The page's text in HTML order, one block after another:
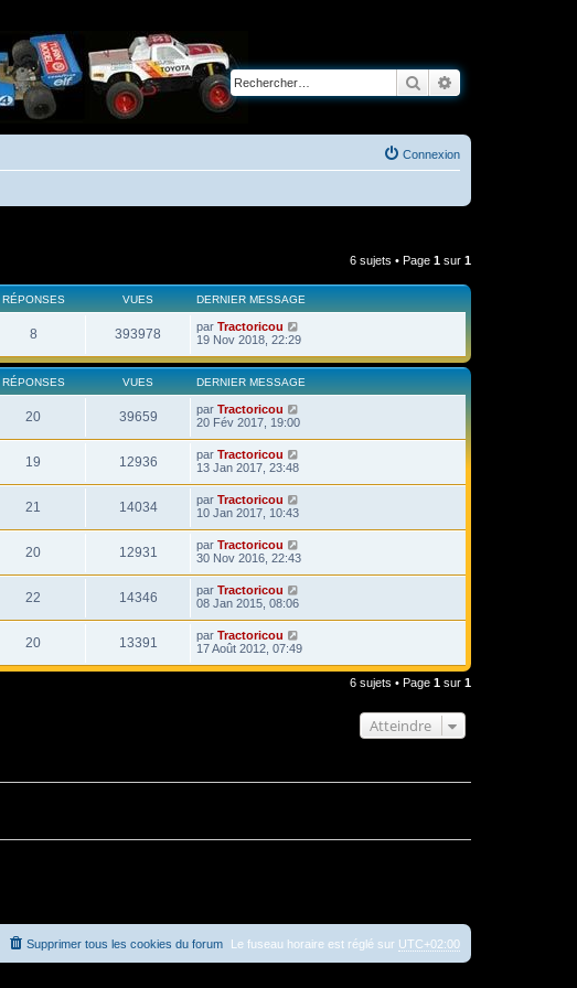
Rechercher
Connexion
6 sujets • Page 1 sur 1
RÉPONSES VUES DERNIER MESSAGE
8 393978 par Tractoricou
19 Nov 2018, 22:29
RÉPONSES VUES DERNIER MESSAGE
20 39659 par Tractoricou
20 Fév 2017, 19:00
19 12936 par Tractoricou
13 Jan 2017, 23:48
21 14034 par Tractoricou
10 Jan 2017, 10:43
20 12931 par Tractoricou
30 Nov 2016, 22:43
22 14346 par Tractoricou
08 Jan 2015, 08:06
20 13391 par Tractoricou
17 Août 2012, 07:49
6 sujets • Page 1 sur 1
Atteindre
Le fuseau horaire est réglé sur UTC+02:00
Supprimer tous les cookies du forum